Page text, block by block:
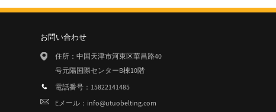
行くための絶対初心者ガイド...
お問い合わせ
住所：中国天津市河東区華昌路40
号元陽国際センターB棟10階
電話番号：15822141485
Eメール： info@utuobelting.com